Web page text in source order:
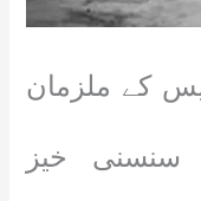
کے ملزمان
سنسنی خیز